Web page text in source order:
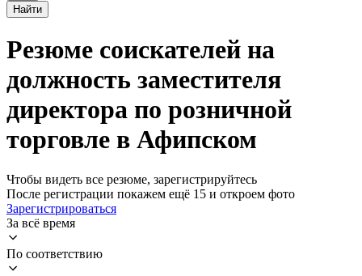
Найти
Резюме соискателей на
должность заместителя
директора по розничной
торговле в Афипском
Чтобы видеть все резюме, зарегистрируйтесь
После регистрации покажем ещё 15 и откроем фото
Зарегистрироваться
За всё время
По соответствию